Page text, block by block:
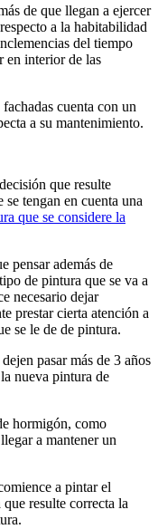
de que llegan a ejercer
a la habitabilidad
del tiempo
en interior de las
cuenta con un
a su mantenimiento.
que resulte
se tengan en cuenta una
que se considere la
pensar además de
de pintura que se va a
necesario dejar
prestar cierta atención a
se le de de pintura.
pasar más de 3 años
nueva pintura de
hormigón, como
a mantener un
a pintar el
resulte correcta la